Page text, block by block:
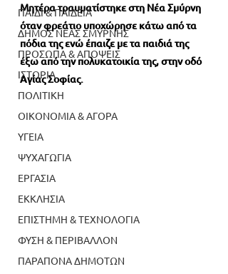
ΠΑΙΔΙ & ΠΑΙΔΕΙΑ
ΔΗΜΟΣ ΝΕΑΣ ΣΜΥΡΝΗΣ
ΠΡΟΣΩΠΑ & ΑΠΟΨΕΙΣ
ΙΣΤΟΡΙΑ
ΠΟΛΙΤΙΚΗ
ΟΙΚΟΝΟΜΙΑ & ΑΓΟΡΑ
ΥΓΕΙΑ
ΨΥΧΑΓΩΓΙΑ
ΕΡΓΑΣΙΑ
ΕΚΚΛΗΣΙΑ
ΕΠΙΣΤΗΜΗ & ΤΕΧΝΟΛΟΓΙΑ
ΦΥΣΗ & ΠΕΡΙΒΑΛΛΟΝ
ΠΑΡΑΠΟΝΑ ΔΗΜΟΤΩΝ
Μητέρα τραυματίστηκε στη Νέα Σμύρνη
όταν φρεάτιο υποχώρησε κάτω από τα
πόδια της ενώ έπαιζε με τα παιδιά της
έξω από την πολυκατοικία της, στην οδό
Αγίας Σοφίας.